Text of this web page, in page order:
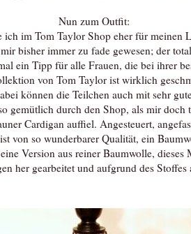
Nun zum Outfit:
ich im Tom Taylor Shop eher für meinen
bisher immer zu fade gewesen; der
ein Tipp für alle Frauen, die bei ihrer
von Tom Taylor ist wirklich
können die Teilchen auch mit sehr
gemütlich durch den Shop, als mir doch
Cardigan auffiel. Angesteuert,
von so wunderbarer Qualität, ein
Version aus reiner Baumwolle,
her gearbeitet und aufgrund des Stoffes